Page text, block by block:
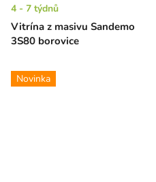
Vitrína z masivu Sandemo
3S80 borovice
4 - 7 týdnů
Novinka